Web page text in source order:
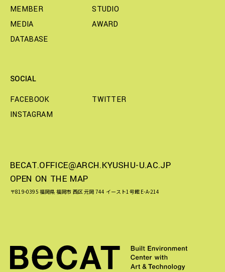
MEMBER
STUDIO
MEDIA
AWARD
DATABASE
SOCIAL
FACEBOOK
TWITTER
INSTAGRAM
BECAT.OFFICE@ARCH.KYUSHU-U.AC.JP
OPEN ON THE MAP
〒819-0395 福岡県 福岡市 西区 元岡 744 イースト1号館 E-A-214